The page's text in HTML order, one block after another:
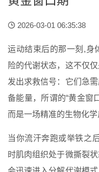
2026-03-01 06:35:38
运动结束后的那一刻,身
险的代谢状态，这不仅
发出求救信号：它们急
备能量，所谓的“黄金窗
而是一场精准的生物化学
当你流汗奔跑或举铁之
时肌肉组织处于微撕裂